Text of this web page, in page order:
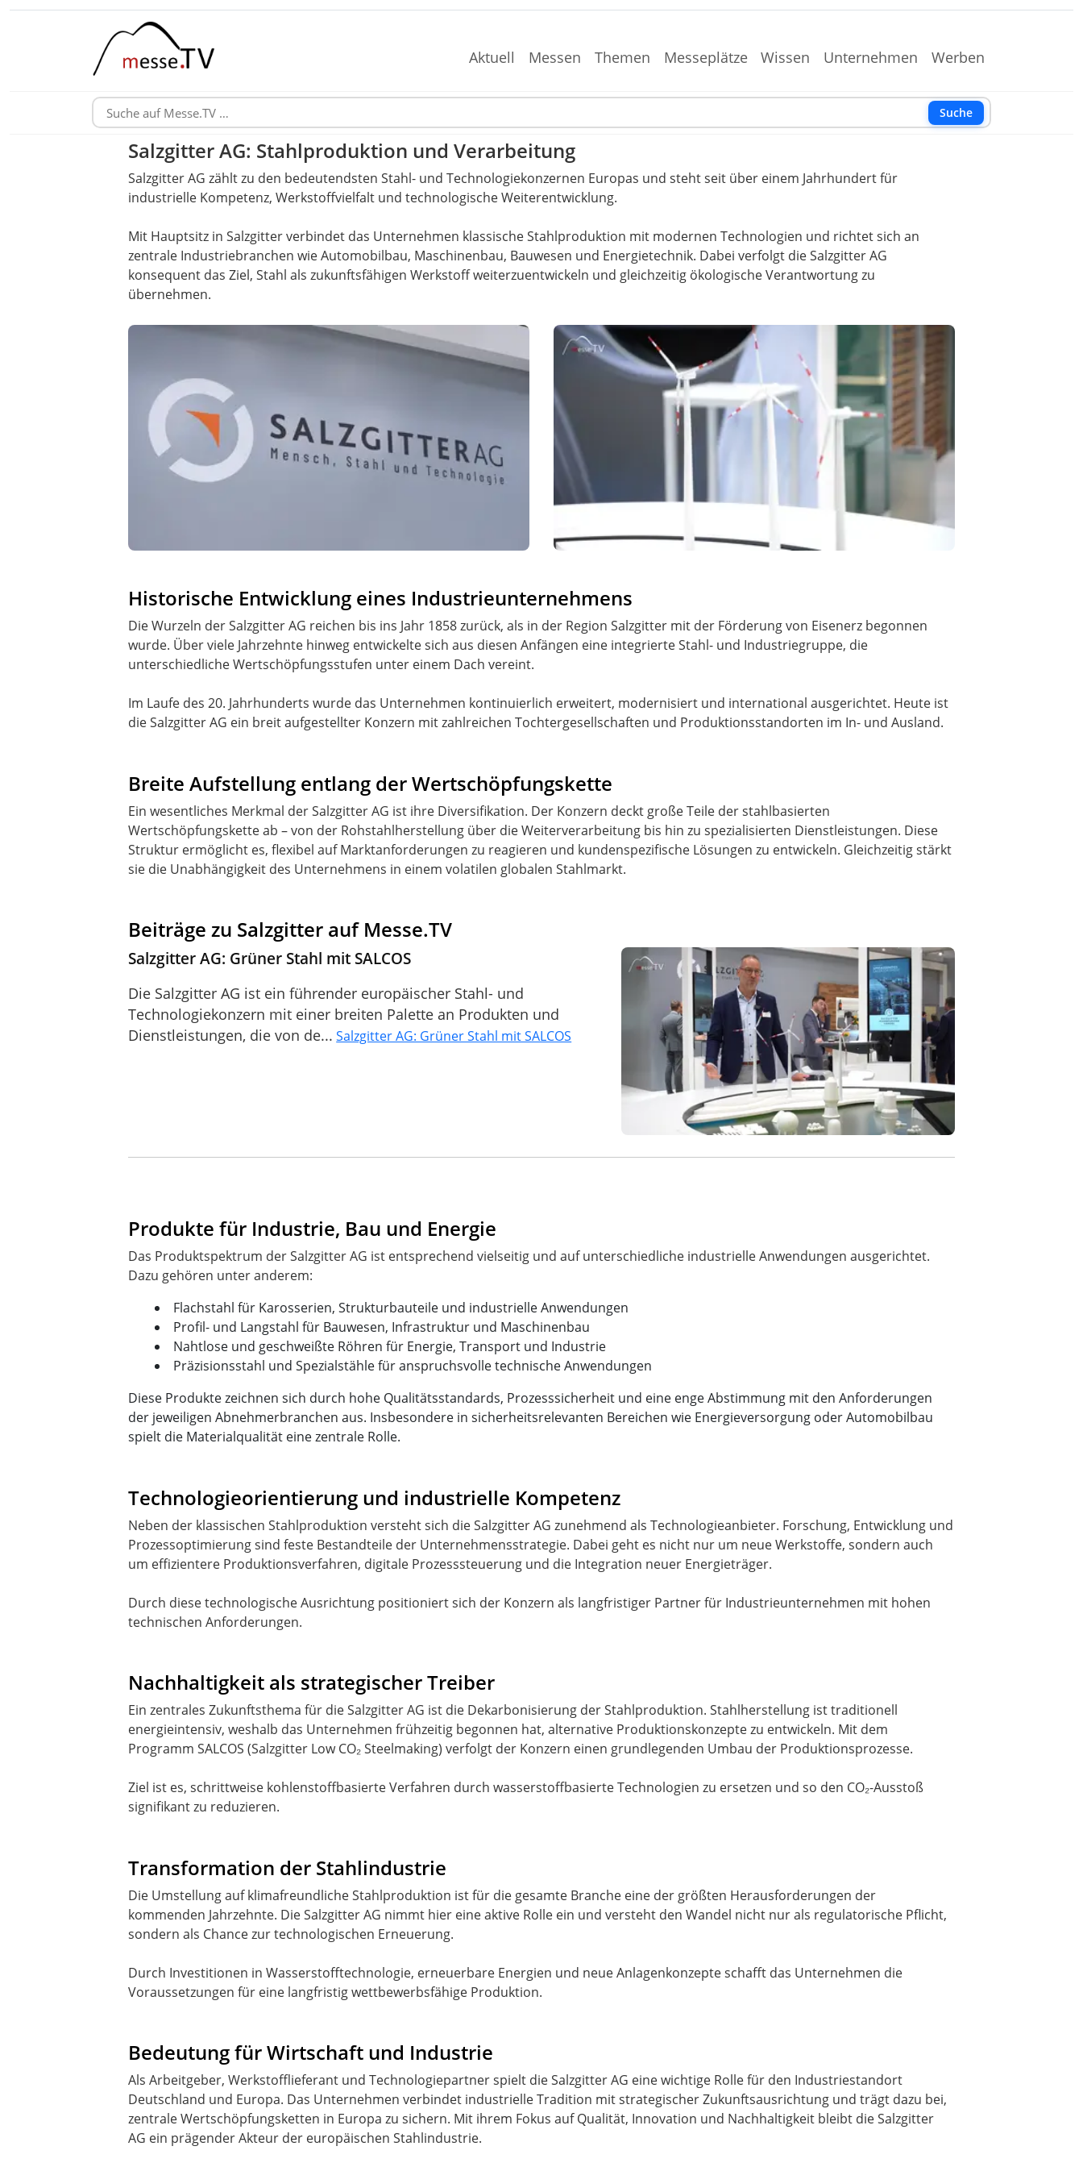
Aktuell Messen Themen Messeplätze Wissen Unternehmen Werben
Suche
Salzgitter AG: Stahlproduktion und Verarbeitung
Salzgitter AG zählt zu den bedeutendsten Stahl- und Technologiekonzernen Europas und steht seit über einem Jahrhundert für
industrielle Kompetenz, Werkstoffvielfalt und technologische Weiterentwicklung.
Mit Hauptsitz in Salzgitter verbindet das Unternehmen klassische Stahlproduktion mit modernen Technologien und richtet sich an
zentrale Industriebranchen wie Automobilbau, Maschinenbau, Bauwesen und Energietechnik. Dabei verfolgt die Salzgitter AG
konsequent das Ziel, Stahl als zukunftsfähigen Werkstoff weiterzuentwickeln und gleichzeitig ökologische Verantwortung zu
übernehmen.
Historische Entwicklung eines Industrieunternehmens
Die Wurzeln der Salzgitter AG reichen bis ins Jahr 1858 zurück, als in der Region Salzgitter mit der Förderung von Eisenerz begonnen
wurde. Über viele Jahrzehnte hinweg entwickelte sich aus diesen Anfängen eine integrierte Stahl- und Industriegruppe, die
unterschiedliche Wertschöpfungsstufen unter einem Dach vereint.
Im Laufe des 20. Jahrhunderts wurde das Unternehmen kontinuierlich erweitert, modernisiert und international ausgerichtet. Heute ist
die Salzgitter AG ein breit aufgestellter Konzern mit zahlreichen Tochtergesellschaften und Produktionsstandorten im In- und Ausland.
Breite Aufstellung entlang der Wertschöpfungskette
Ein wesentliches Merkmal der Salzgitter AG ist ihre Diversifikation. Der Konzern deckt große Teile der stahlbasierten
Wertschöpfungskette ab – von der Rohstahlherstellung über die Weiterverarbeitung bis hin zu spezialisierten Dienstleistungen. Diese
Struktur ermöglicht es, flexibel auf Marktanforderungen zu reagieren und kundenspezifische Lösungen zu entwickeln. Gleichzeitig stärkt
sie die Unabhängigkeit des Unternehmens in einem volatilen globalen Stahlmarkt.
Beiträge zu Salzgitter auf Messe.TV
Salzgitter AG: Grüner Stahl mit SALCOS
Die Salzgitter AG ist ein führender europäischer Stahl- und
Technologiekonzern mit einer breiten Palette an Produkten und
Dienstleistungen, die von de... Salzgitter AG: Grüner Stahl mit SALCOS
Produkte für Industrie, Bau und Energie
Das Produktspektrum der Salzgitter AG ist entsprechend vielseitig und auf unterschiedliche industrielle Anwendungen ausgerichtet.
Flachstahl für Karosserien, Strukturbauteile und industrielle Anwendungen
Profil- und Langstahl für Bauwesen, Infrastruktur und Maschinenbau
Nahtlose und geschweißte Röhren für Energie, Transport und Industrie
Präzisionsstahl und Spezialstähle für anspruchsvolle technische Anwendungen
Diese Produkte zeichnen sich durch hohe Qualitätsstandards, Prozesssicherheit und eine enge Abstimmung mit den Anforderungen
der jeweiligen Abnehmerbranchen aus. Insbesondere in sicherheitsrelevanten Bereichen wie Energieversorgung oder Automobilbau
spielt die Materialqualität eine zentrale Rolle.
Technologieorientierung und industrielle Kompetenz
Neben der klassischen Stahlproduktion versteht sich die Salzgitter AG zunehmend als Technologieanbieter. Forschung, Entwicklung und
Prozessoptimierung sind feste Bestandteile der Unternehmensstrategie. Dabei geht es nicht nur um neue Werkstoffe, sondern auch
um effizientere Produktionsverfahren, digitale Prozesssteuerung und die Integration neuer Energieträger.
Durch diese technologische Ausrichtung positioniert sich der Konzern als langfristiger Partner für Industrieunternehmen mit hohen
technischen Anforderungen.
Nachhaltigkeit als strategischer Treiber
Ein zentrales Zukunftsthema für die Salzgitter AG ist die Dekarbonisierung der Stahlproduktion. Stahlherstellung ist traditionell
energieintensiv, weshalb das Unternehmen frühzeitig begonnen hat, alternative Produktionskonzepte zu entwickeln. Mit dem
Programm SALCOS (Salzgitter Low CO₂ Steelmaking) verfolgt der Konzern einen grundlegenden Umbau der Produktionsprozesse.
Ziel ist es, schrittweise kohlenstoffbasierte Verfahren durch wasserstoffbasierte Technologien zu ersetzen und so den CO₂-Ausstoß
signifikant zu reduzieren.
Transformation der Stahlindustrie
Die Umstellung auf klimafreundliche Stahlproduktion ist für die gesamte Branche eine der größten Herausforderungen der
kommenden Jahrzehnte. Die Salzgitter AG nimmt hier eine aktive Rolle ein und versteht den Wandel nicht nur als regulatorische Pflicht,
sondern als Chance zur technologischen Erneuerung.
Durch Investitionen in Wasserstofftechnologie, erneuerbare Energien und neue Anlagenkonzepte schafft das Unternehmen die
Voraussetzungen für eine langfristig wettbewerbsfähige Produktion.
Bedeutung für Wirtschaft und Industrie
Als Arbeitgeber, Werkstofflieferant und Technologiepartner spielt die Salzgitter AG eine wichtige Rolle für den Industriestandort
Deutschland und Europa. Das Unternehmen verbindet industrielle Tradition mit strategischer Zukunftsausrichtung und trägt dazu bei,
zentrale Wertschöpfungsketten in Europa zu sichern. Mit ihrem Fokus auf Qualität, Innovation und Nachhaltigkeit bleibt die Salzgitter
AG ein prägender Akteur der europäischen Stahlindustrie.